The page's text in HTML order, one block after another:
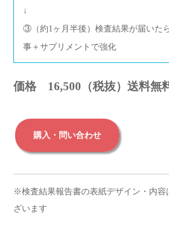
↓
③（約1ヶ月半後）検査結果が届いた
事＋サプリメントで強化
価格 16,500（税抜）送料無
購入・問い合わせ
※検査結果報告書の表紙デザイン・内容
ざいます